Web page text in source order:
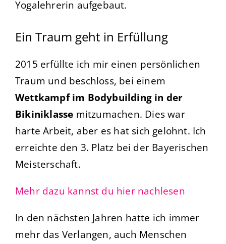
Yogalehrerin aufgebaut.
Ein Traum geht in Erfüllung
2015 erfüllte ich mir einen persönlichen
Traum und beschloss, bei einem
Wettkampf im Bodybuilding in der
Bikiniklasse mitzumachen. Dies war
harte Arbeit, aber es hat sich gelohnt. Ich
erreichte den 3. Platz bei der Bayerischen
Meisterschaft.
Mehr dazu kannst du hier nachlesen
In den nächsten Jahren hatte ich immer
mehr das Verlangen, auch Menschen